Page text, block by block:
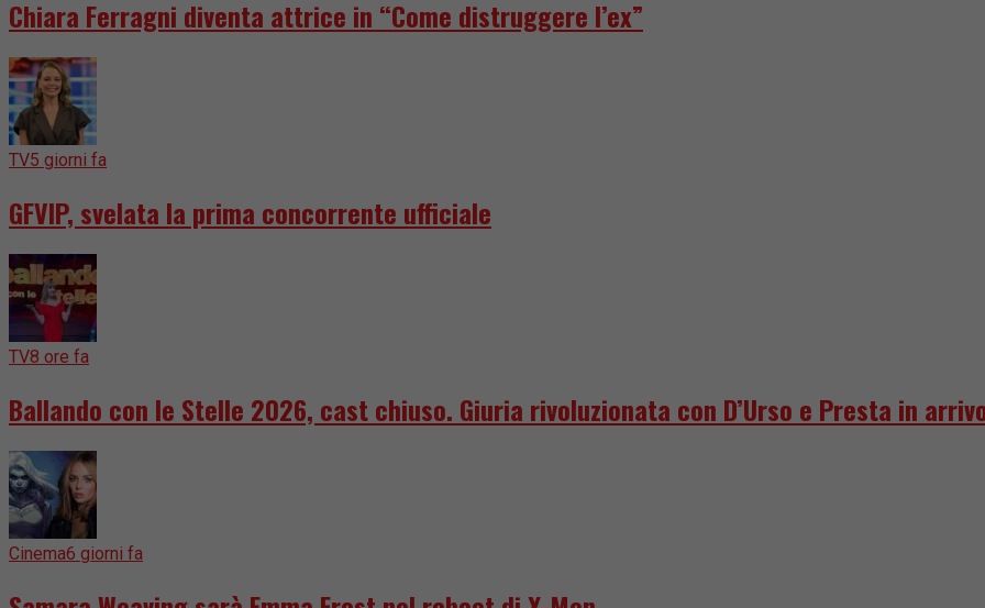
Chiara Ferragni diventa attrice in “Come distruggere l’ex”
TV5 giorni fa
GFVIP, svelata la prima concorrente ufficiale
TV8 ore fa
Ballando con le Stelle 2026, cast chiuso. Giuria rivoluzionata con D’Urso e Presta in
Cinema6 giorni fa